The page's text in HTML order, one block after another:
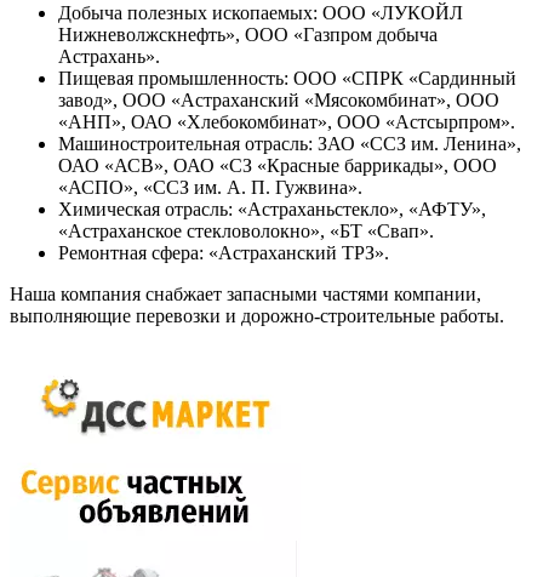
Добыча полезных ископаемых: ООО «ЛУКОЙЛ
Нижневолжскнефть», ООО «Газпром добыча
Астрахань».
Пищевая промышленность: ООО «СПРК «Сардинный
завод», ООО «Астраханский «Мясокомбинат», ООО
«АНП», ОАО «Хлебокомбинат», ООО «Астсырпром».
Машиностроительная отрасль: ЗАО «ССЗ им. Ленина»,
ОАО «АСВ», ОАО «СЗ «Красные баррикады», ООО
«АСПО», «ССЗ им. А. П. Гужвина».
Химическая отрасль: «Астраханьстекло», «АФТУ»,
«Астраханское стекловолокно», «БТ «Свап».
Ремонтная сфера: «Астраханский ТРЗ».
Наша компания снабжает запасными частями компании,
выполняющие перевозки и дорожно-строительные работы.